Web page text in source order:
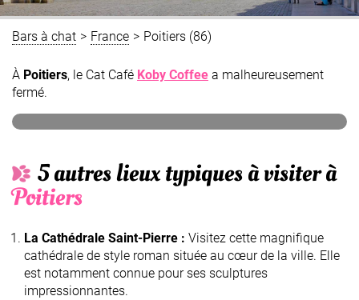
Bars à chat > France > Poitiers (86)
À Poitiers, le Cat Café Koby Coffee a malheureusement
fermé.
Koby Coffee
5 autres lieux typiques à visiter à
Poitiers
La Cathédrale Saint-Pierre : Visitez cette magnifique
cathédrale de style roman située au cœur de la ville. Elle
est notamment connue pour ses sculptures
impressionnantes.